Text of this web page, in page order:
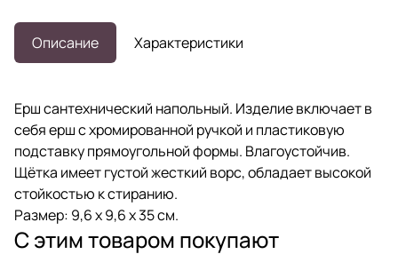
Описание Характеристики
Ерш сантехнический напольный. Изделие включает в
себя ерш с хромированной ручкой и пластиковую
подставку прямоугольной формы. Влагоустойчив.
Щётка имеет густой жесткий ворс, обладает высокой
стойкостью к стиранию.
Размер: 9,6 х 9,6 х 35 см.
С этим товаром покупают